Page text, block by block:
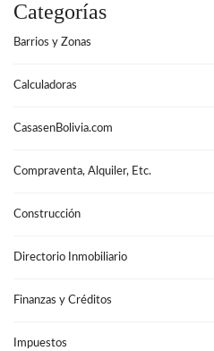
Categorías
Barrios y Zonas
Calculadoras
CasasenBolivia.com
Compraventa, Alquiler, Etc.
Construcción
Directorio Inmobiliario
Finanzas y Créditos
Impuestos